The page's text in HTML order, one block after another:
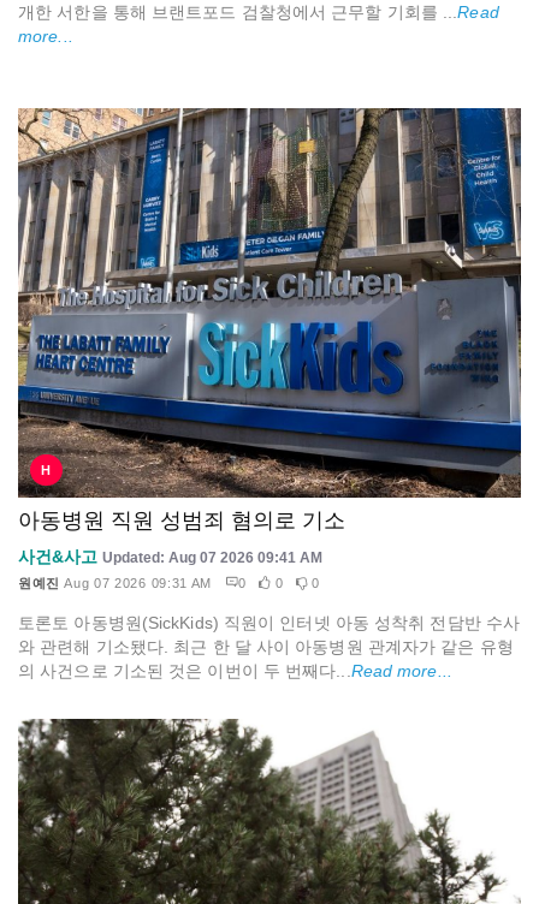
개한 서한을 통해 브랜트포드 검찰청에서 근무할 기회를 ...Read
more...
H
아동병원 직원 성범죄 혐의로 기소
사건&사고 Updated: Aug 07 2026 09:41 AM
원예진 Aug 07 2026 09:31 AM 0 0 0
토론토 아동병원(SickKids) 직원이 인터넷 아동 성착취 전담반 수사
와 관련해 기소됐다. 최근 한 달 사이 아동병원 관계자가 같은 유형
의 사건으로 기소된 것은 이번이 두 번째다... Read more...